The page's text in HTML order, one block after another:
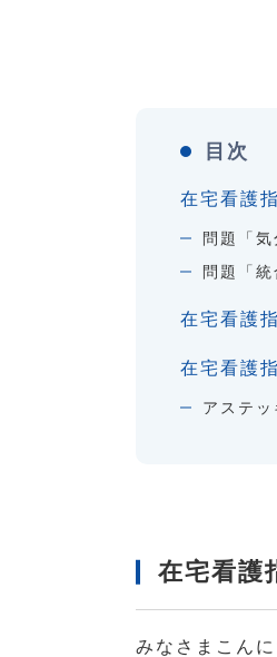
目次
在宅看護
問題「気
問題「統
在宅看護
在宅看護
アステ
在宅看護
みなさまこんに